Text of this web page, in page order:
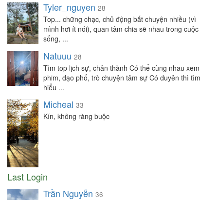
Tyler_nguyen 28
Top... chững chạc, chủ động bắt chuyện nhiều (vì
mình hơi ít nói), quan tâm chia sẽ nhau trong cuộc
sống, ...
Natuuu 28
Tìm top lịch sự, chân thành Có thể cùng nhau xem
phim, dạo phố, trò chuyện tâm sự Có duyên thì tìm
hiểu ...
Micheal 33
Kín, không ràng buộc
Last Login
Trần Nguyễn 36